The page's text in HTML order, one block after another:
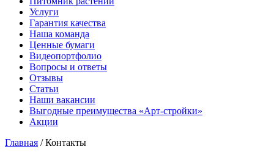
Услуги
Гарантия качества
Наша команда
Ценные бумаги
Видеопортфолио
Вопросы и ответы
Отзывы
Статьи
Наши вакансии
Выгодные преимущества «Арт-стройки»
Акции
Главная / Контакты